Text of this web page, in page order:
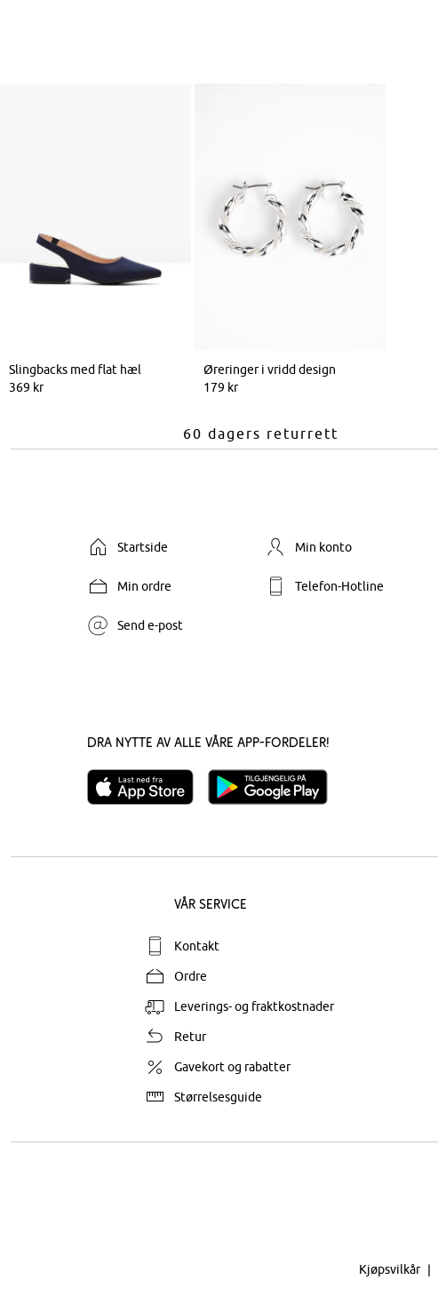
Slingbacks med flat hæl
369 kr
Øreringer i vridd design
179 kr
60 dagers returrett
Startside Min konto
Min ordre Telefon-Hotline
Send e-post
Dra nytte av alle våre app-fordeler!
Vår service
Kontakt
Ordre
Leverings- og fraktkostnader
Retur
Gavekort og rabatter
Størrelsesguide
Kjøpsvilkår